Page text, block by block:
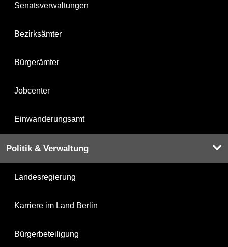
Senatsverwaltungen
Bezirksämter
Bürgerämter
Jobcenter
Einwanderungsamt
Politik & Verwaltung
Landesregierung
Karriere im Land Berlin
Bürgerbeteiligung